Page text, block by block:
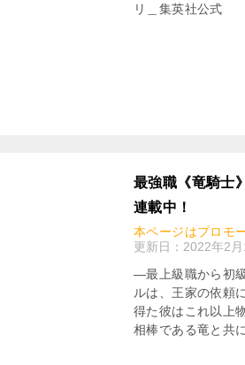
リ＿集英社公式
最強職《竜騎士
連載中！
本ページはプロモ
更新日： 2022年2月
―最上級職から初
ルは、王家の依頼
得た彼はこれ以上
相棒である竜と共